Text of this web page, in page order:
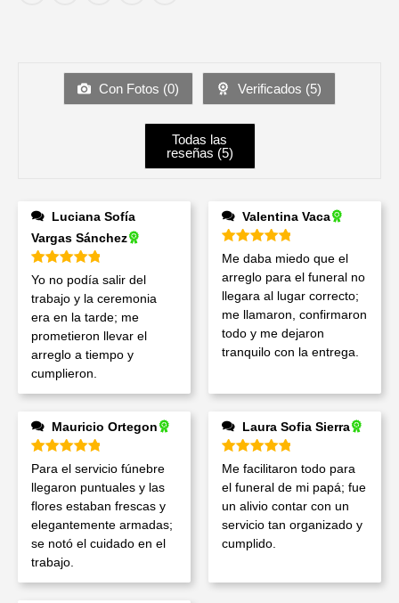
Con Fotos (0) Verificados (5)
Todas las
reseñas (5)
Vargas Sánchez
Valorado en5de 5
Yo no podía salir del
trabajo y la ceremonia
era en la tarde; me
prometieron llevar el
arreglo a tiempo y
cumplieron.
Valentina Vaca
Valorado en5de 5
Me daba miedo que el
arreglo para el funeral no
llegara al lugar correcto;
me llamaron, confirmaron
todo y me dejaron
tranquilo con la entrega.
Mauricio Ortegon
Valorado en5 de 5
Para el servicio fúnebre
llegaron puntuales y las
flores estaban frescas y
elegantemente armadas;
se notó el cuidado en el
trabajo.
Laura Sofia Sierra
Valorado en 5de 5
Me facilitaron todo para
el funeral de mi papá; fue
un alivio contar con un
servicio tan organizado y
cumplido.